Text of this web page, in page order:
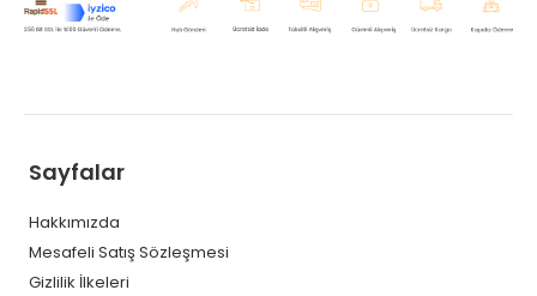
Sayfalar
Hakkımızda
Mesafeli Satış Sözleşmesi
Gizlilik İlkeleri